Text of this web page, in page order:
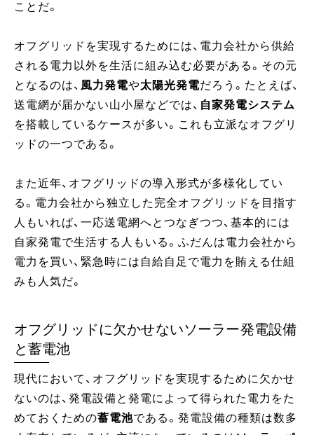
ことだ。
オフグリッドを実現するためには、電力会社から供給
される電力以外を生活に組み込む必要がある。その元
となるのは、 風力発電や太陽光発電だろう。たとえば、
送電網が届かない山小屋などでは、 自家発電システム
を搭載しているケースが多い。これも立派なオフグリ
ッドの一つである。
また近年、オフグリッドの導入形式が多様化してい
る。電力会社から独立した完全オフグリッドを目指す
人もいれば、一応送電網へとつなぎつつ、基本的には
自家発電で生活する人もいる。ふだんは電力会社から
電力を買い、緊急時には自給自足で電力を賄える仕組
みも人気だ。
オフグリッドに欠かせないソーラー発電設備
と蓄電池
現代において、オフグリッドを実現するために欠かせ
ないのは、発電設備と発電によって得られた電力をた
めておくための蓄電池である。発電設備の種類は数多